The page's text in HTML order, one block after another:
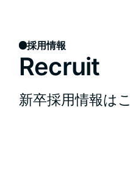
採用情報
Recruit
新卒採用情報は